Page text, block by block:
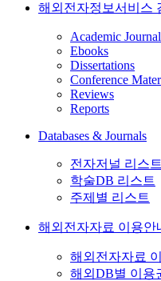
해외전자정보서비스
Academic
Ebooks
Dissertations
Conference
Reviews
Reports
Databases & Journals
전자저널 리스트
학술DB 리스트
주제별 리스트
해외전자자료 이용안
해외전자자료
해외DB별 이용